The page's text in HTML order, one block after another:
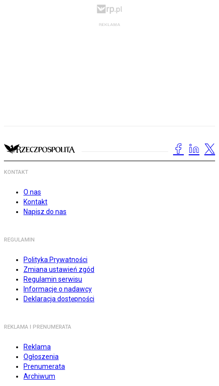
KONTAKT
O nas
Kontakt
Napisz do nas
REGULAMIN
Polityka Prywatności
Zmiana ustawień zgód
Regulamin serwisu
Informacje o nadawcy
Deklaracja dostępności
REKLAMA I PRENUMERATA
Reklama
Ogłoszenia
Prenumerata
Archiwum